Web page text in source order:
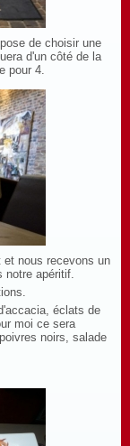
de choisir une
d'un côté de la
pour 4.
et nous recevons un
notre apéritif.
éclats de
moi ce sera
noirs, salade